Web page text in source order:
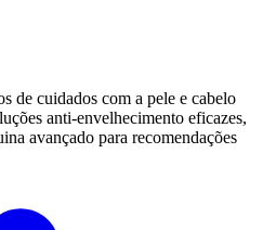
de cuidados com a pele e cabelo
anti-envelhecimento eficazes,
avançado para recomendações